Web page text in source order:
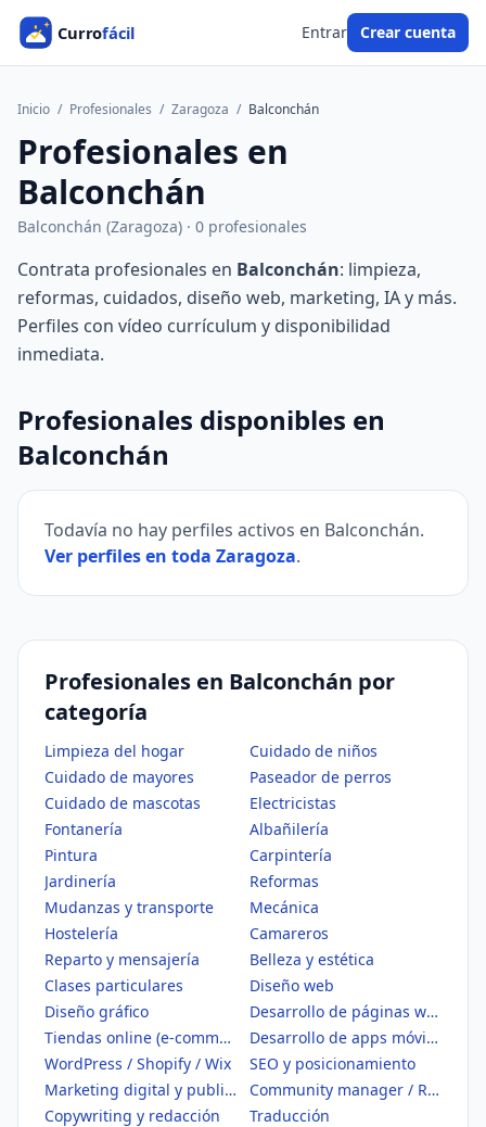
Entrar Crear cuenta
Inicio / Profesionales / Zaragoza / Balconchán
Profesionales en
Balconchán
Balconchán (Zaragoza) · 0 profesionales
Contrata profesionales en Balconchán: limpieza,
reformas, cuidados, diseño web, marketing, IA y más.
Perfiles con vídeo currículum y disponibilidad
inmediata.
Profesionales disponibles en
Balconchán
Todavía no hay perfiles activos en Balconchán.
Ver perfiles en toda Zaragoza.
Profesionales en Balconchán por
categoría
Limpieza del hogar
Cuidado de niños
Cuidado de mayores
Paseador de perros
Cuidado de mascotas
Electricistas
Fontanería
Albañilería
Pintura
Carpintería
Jardinería
Reformas
Mudanzas y transporte
Mecánica
Hostelería
Camareros
Reparto y mensajería
Belleza y estética
Clases particulares
Diseño web
Diseño gráfico
Desarrollo de páginas web
Tiendas online (e-commerce)
Desarrollo de apps móviles
WordPress / Shopify / Wix
SEO y posicionamiento
Marketing digital y publicidad
Community manager / Redes sociales
Copywriting y redacción
Traducción